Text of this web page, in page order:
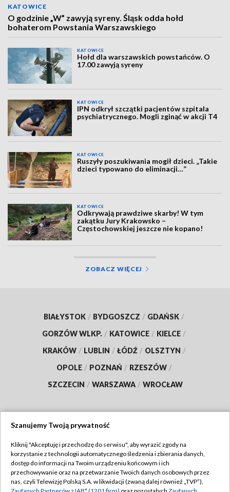
KATOWICE
O godzinie „W” zawyją syreny. Śląsk odda hołd
bohaterom Powstania Warszawskiego
KATOWICE
Hołd dla warszawskich powstańców. O
17.00 zawyją syreny
KATOWICE
IPN odkrył szczątki pacjentów szpitala
psychiatrycznego. Mogli zginąć w akcji T4
KATOWICE
Ruszyły poszukiwania mogił dzieci. „Takie
dzieci typowano do eliminacji…”
KATOWICE
Odkrywają prawdziwe skarby! W tym
zakątku Jury Krakowsko –
Częstochowskiej jeszcze nie kopano!
ZOBACZ WIĘCEJ
BIAŁYSTOK / BYDGOSZCZ / GDAŃSK /
GORZÓW WLKP. / KATOWICE / KIELCE /
KRAKÓW / LUBLIN / ŁÓDŹ / OLSZTYN /
OPOLE / POZNAŃ / RZESZÓW /
SZCZECIN / WARSZAWA / WROCŁAW
TVP
Abonament TVP
Emisja w TVP
Regulamin TVP
Szanujemy Twoją prywatność
Kliknij "Akceptuję i przechodzę do serwisu", aby wyrazić zgody na
korzystanie z technologii automatycznego śledzenia i zbierania danych,
dostęp do informacji na Twoim urządzeniu końcowym i ich
przechowywanie oraz na przetwarzanie Twoich danych osobowych przez
nas, czyli Telewizję Polską S.A. w likwidacji (zwaną dalej również „TVP”),